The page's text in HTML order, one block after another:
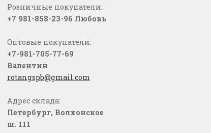
Розничные покупатели:
+7 981-858-23-96 Любовь
Оптовые покупатели:
+7-981-705-77-69
Валентин
rotangspb@gmail.com
Адрес склада:
Петербург, Волхонское
ш. 111